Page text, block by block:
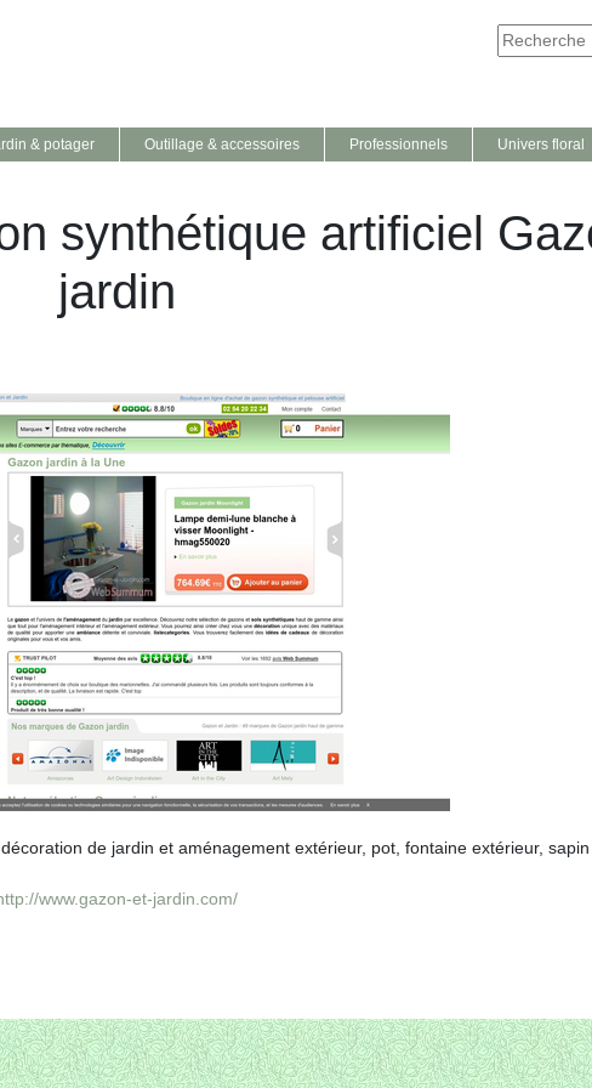
& potager Outillage & accessoires Professionnels Univers floral
synthétique artificiel
jardin
de jardin et aménagement extérieur, pot, fontaine extérieur,
www.gazon-et-jardin.com/